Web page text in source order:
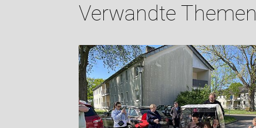
Verwandte Themen